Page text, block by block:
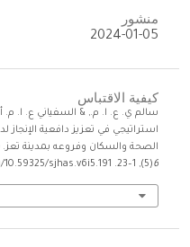
منشور
2024-01-05
كيفية الاقتباس
استراتيجي في تعزيز دافعية
الصحة والسكان وفروعه بمدينة تعز.
6
(5), 1–23. https://doi.org/10.59325/sjhas.v6i5.191